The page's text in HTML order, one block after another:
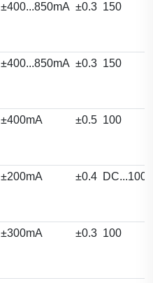
±400...850mA ±0.3 150
±400...850mA ±0.3 150
±400mA ±0.5 100
±200mA ±0.4 DC...100
±300mA ±0.3 100